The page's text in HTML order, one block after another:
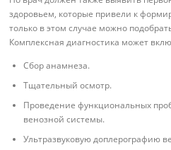
здоровьем, которые привели к
только в этом случае можно
Комплексная диагностика может
Сбор анамнеза.
Тщательный осмотр.
Проведение функциональных
венозной системы.
Ультразвуковую доплерографию